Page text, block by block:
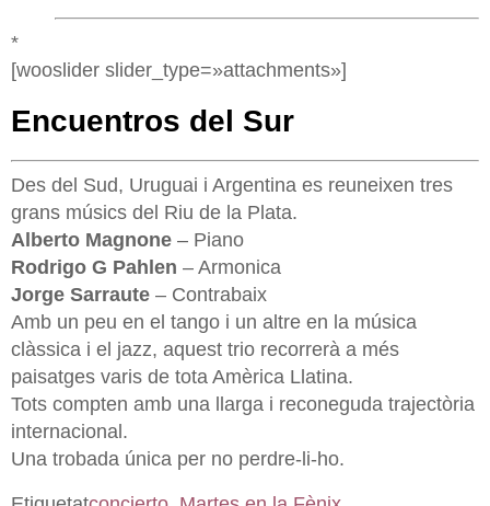
*
[wooslider slider_type=»attachments»]
Encuentros del Sur
Des del Sud, Uruguai i Argentina es reuneixen tres
grans músics del Riu de la Plata.
Alberto Magnone – Piano
Rodrigo G Pahlen – Armonica
Jorge Sarraute – Contrabaix
Amb un peu en el tango i un altre en la música
clàssica i el jazz, aquest trio recorrerà a més
paisatges varis de tota Amèrica Llatina.
Tots compten amb una llarga i reconeguda trajectòria
internacional.
Una trobada única per no perdre-li-ho.